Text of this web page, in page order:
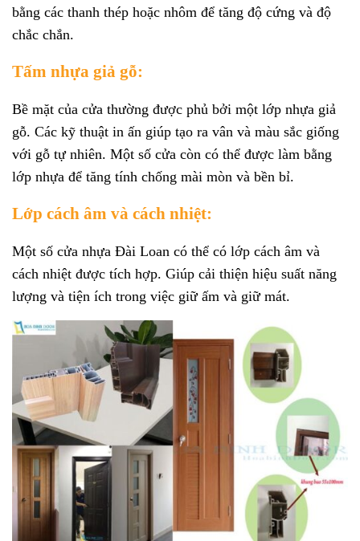
bằng các thanh thép hoặc nhôm để tăng độ cứng và độ
chắc chắn.
Tấm nhựa giả gỗ:
Bề mặt của cửa thường được phủ bởi một lớp nhựa giả
gỗ. Các kỹ thuật in ấn giúp tạo ra vân và màu sắc giống
với gỗ tự nhiên. Một số cửa còn có thể được làm bằng
lớp nhựa để tăng tính chống mài mòn và bền bỉ.
Lớp cách âm và cách nhiệt:
Một số cửa nhựa Đài Loan có thể có lớp cách âm và
cách nhiệt được tích hợp. Giúp cải thiện hiệu suất năng
lượng và tiện ích trong việc giữ ấm và giữ mát.